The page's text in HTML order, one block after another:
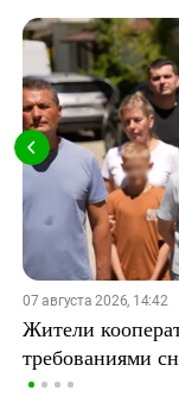
07 августа 2026, 14:42
Жители
требованиями